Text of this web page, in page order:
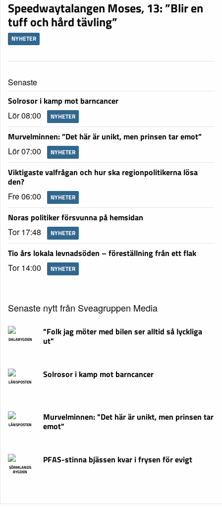
Speedwaytalangen Moses, 13: ”Blir en
tuff och hård tävling”
NYHETER
Senaste
Solrosor i kamp mot barncancer
Lör 08:00 NYHETER
Murvelminnen: ”Det här är unikt, men prinsen tar emot”
Lör 07:00 NYHETER
Viktigaste valfrågan och hur ska regionpolitikerna lösa
den?
Fre 06:00 NYHETER
Noras politiker försvunna på hemsidan
Tor 17:48 NYHETER
Tio års lokala levnadsöden – föreställning från ett flak
Tor 14:00 NYHETER
Senaste nytt från Sveagruppen Media
DALABYGDEN
"Folk jag möter med bilen ser alltid så lyckliga
ut"
LÄNSPOSTEN
Solrosor i kamp mot barncancer
LÄNSPOSTEN
Murvelminnen: "Det här är unikt, men prinsen tar
emot"
SÖRMLANDS
BYGDEN
PFAS-stinna bjässen kvar i frysen för evigt